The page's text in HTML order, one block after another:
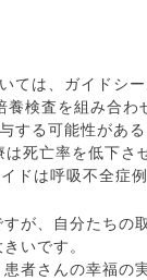
ては、ガイドシ
検査を組み合わ
する可能性がある
死亡率を低下さ
ドは呼吸不全症
が、自分たちの
いです。
者さんの幸福の